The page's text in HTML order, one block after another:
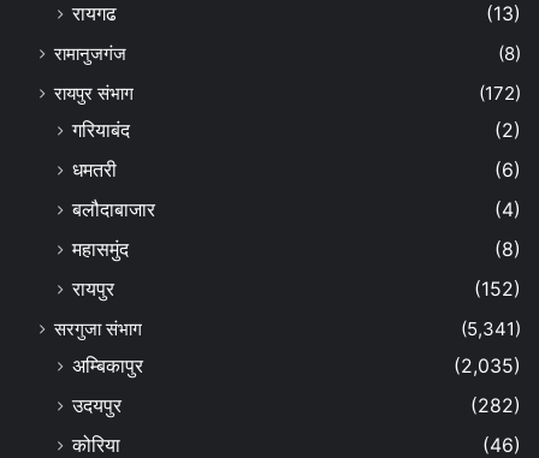
रायगढ
(13)
रामानुजगंज
(8)
रायपुर संभाग
(172)
गरियाबंद
(2)
धमतरी
(6)
बलौदाबाजार
(4)
महासमुंद
(8)
रायपुर
(152)
सरगुजा संभाग
(5,341)
अम्बिकापुर
(2,035)
उदयपुर
(282)
कोरिया
(46)